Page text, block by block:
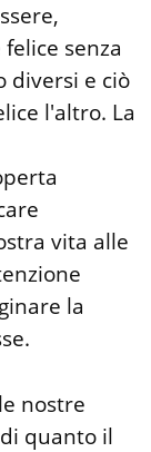
senza
diversi e ciò
l'altro. La
vita alle
la
nostre
quanto il